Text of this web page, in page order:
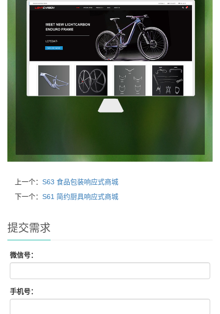
上一个： S63 食品包装响应式商城
下一个： S61 简约厨具响应式商城
提交需求
微信号：
手机号：